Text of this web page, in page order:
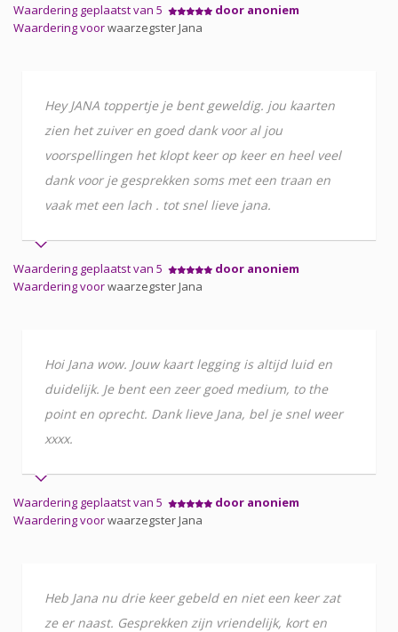
Waardering geplaatst van 5
door anoniem
Waardering voorwaarzegster Jana
Hey JANA toppertje je bent geweldig. jou kaarten
zien het zuiver en goed dank voor al jou
voorspellingen het klopt keer op keer en heel veel
dank voor je gesprekken soms met een traan en
vaak met een lach . tot snel lieve jana.
Waardering geplaatst van 5
door anoniem
Waardering voorwaarzegster Jana
Hoi Jana wow. Jouw kaart legging is altijd luid en
duidelijk. Je bent een zeer goed medium, to the
point en oprecht. Dank lieve Jana, bel je snel weer
xxxx.
Waardering geplaatst van 5
door anoniem
Waardering voorwaarzegster Jana
Heb Jana nu drie keer gebeld en niet een keer zat
ze er naast. Gesprekken zijn vriendelijk, kort en